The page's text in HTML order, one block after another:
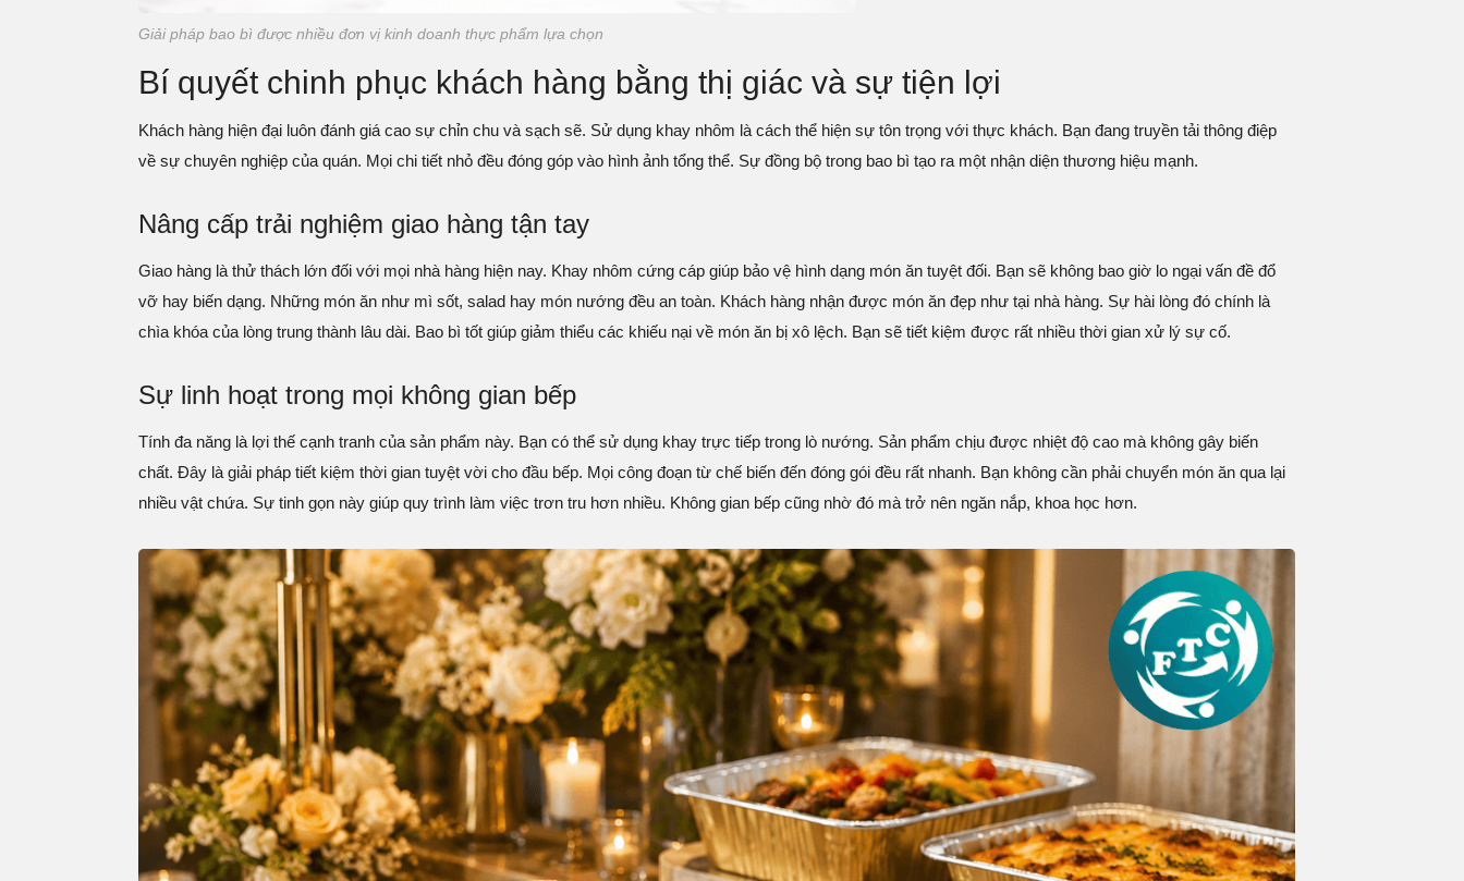
Giải pháp bao bì được nhiều đơn vị kinh doanh thực phẩm lựa chọn
Bí quyết chinh phục khách hàng bằng thị giác và sự tiện lợi
Khách hàng hiện đại luôn đánh giá cao sự chỉn chu và sạch sẽ. Sử dụng khay nhôm là cách thể hiện sự tôn trọng với thực khách. Bạn đang truyền tải thông điệp
về sự chuyên nghiệp của quán. Mọi chi tiết nhỏ đều đóng góp vào hình ảnh tổng thể. Sự đồng bộ trong bao bì tạo ra một nhận diện thương hiệu mạnh.
Nâng cấp trải nghiệm giao hàng tận tay
Giao hàng là thử thách lớn đối với mọi nhà hàng hiện nay. Khay nhôm cứng cáp giúp bảo vệ hình dạng món ăn tuyệt đối. Bạn sẽ không bao giờ lo ngại vấn đề đổ
vỡ hay biến dạng. Những món ăn như mì sốt, salad hay món nướng đều an toàn. Khách hàng nhận được món ăn đẹp như tại nhà hàng. Sự hài lòng đó chính là
chìa khóa của lòng trung thành lâu dài. Bao bì tốt giúp giảm thiểu các khiếu nại về món ăn bị xô lệch. Bạn sẽ tiết kiệm được rất nhiều thời gian xử lý sự cố.
Sự linh hoạt trong mọi không gian bếp
Tính đa năng là lợi thế cạnh tranh của sản phẩm này. Bạn có thể sử dụng khay trực tiếp trong lò nướng. Sản phẩm chịu được nhiệt độ cao mà không gây biến
chất. Đây là giải pháp tiết kiệm thời gian tuyệt vời cho đầu bếp. Mọi công đoạn từ chế biến đến đóng gói đều rất nhanh. Bạn không cần phải chuyển món ăn qua lại
nhiều vật chứa. Sự tinh gọn này giúp quy trình làm việc trơn tru hơn nhiều. Không gian bếp cũng nhờ đó mà trở nên ngăn nắp, khoa học hơn.